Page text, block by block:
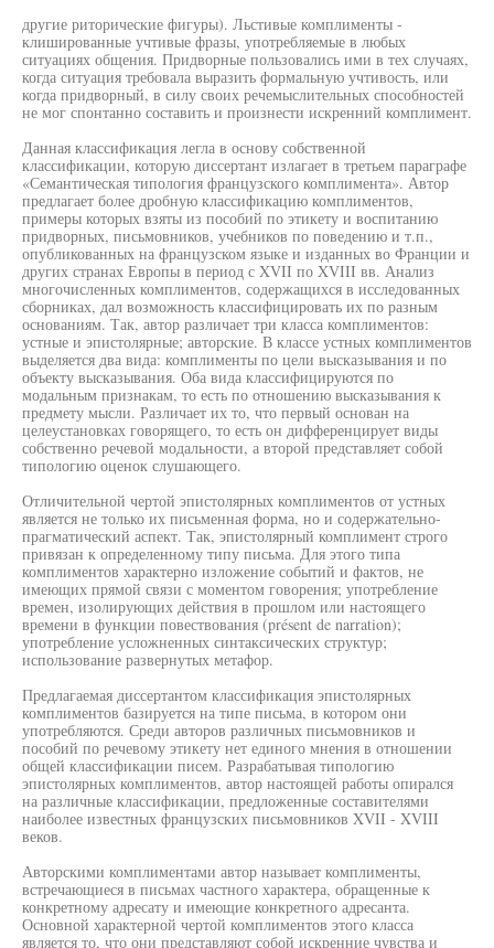
другие риторические фигуры). Льстивые комплименты -
клишированные учтивые фразы, употребляемые в любых
ситуациях общения. Придворные пользовались ими в тех случаях,
когда ситуация требовала выразить формальную учтивость, или
когда придворный, в силу своих речемыслительных способностей
не мог спонтанно составить и произнести искренний комплимент.
Данная классификация легла в основу собственной
классификации, которую диссертант излагает в третьем параграфе
«Семантическая типология французского комплимента». Автор
предлагает более дробную классификацию комплиментов,
примеры которых взяты из пособий по этикету и воспитанию
придворных, письмовников, учебников по поведению и т.п.,
опубликованных на французском языке и изданных во Франции и
других странах Европы в период с XVII по XVIII вв. Анализ
многочисленных комплиментов, содержащихся в исследованных
сборниках, дал возможность классифицировать их по разным
основаниям. Так, автор различает три класса комплиментов:
устные и эпистолярные; авторские. В классе устных комплиментов
выделяется два вида: комплименты по цели высказывания и по
объекту высказывания. Оба вида классифицируются по
модальным признакам, то есть по отношению высказывания к
предмету мысли. Различает их то, что первый основан на
целеустановках говорящего, то есть он дифференцирует виды
собственно речевой модальности, а второй представляет собой
типологию оценок слушающего.
Отличительной чертой эпистолярных комплиментов от устных
является не только их письменная форма, но и содержательно-
прагматический аспект. Так, эпистолярный комплимент строго
привязан к определенному типу письма. Для этого типа
комплиментов характерно изложение событий и фактов, не
имеющих прямой связи с моментом говорения; употребление
времен, изолирующих действия в прошлом или настоящего
времени в функции повествования (présent de narration);
употребление усложненных синтаксических структур;
использование развернутых метафор.
Предлагаемая диссертантом классификация эпистолярных
комплиментов базируется на типе письма, в котором они
употребляются. Среди авторов различных письмовников и
пособий по речевому этикету нет единого мнения в отношении
общей классификации писем. Разрабатывая типологию
эпистолярных комплиментов, автор настоящей работы опирался
на различные классификации, предложенные составителями
наиболее известных французских письмовников XVII - XVIII
веков.
Авторскими комплиментами автор называет комплименты,
встречающиеся в письмах частного характера, обращенные к
конкретному адресату и имеющие конкретного адресанта.
Основной характерной чертой комплиментов этого класса
является то, что они представляют собой искренние чувства и